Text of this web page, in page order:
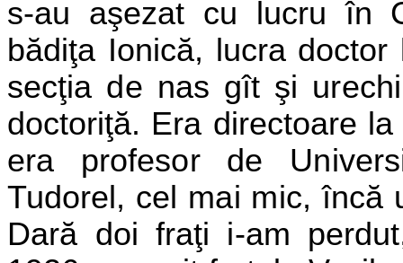
s-au aşezat cu lucru în
bădiţa Ionică, lucra
secţia de nas gît şi
doctoriţă. Era directoare
era profesor de
Tudorel, cel mai mic, încă
Dară doifraţi i-am